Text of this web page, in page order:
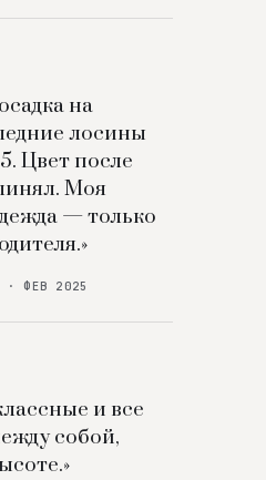
на
лосины
Цвет после
Моя
— только
· ФЕВ 2025
и все
собой,